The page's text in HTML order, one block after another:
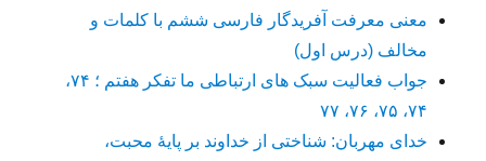
معنی معرفت آفریدگار فارسی ششم با کلمات و
مخالف (درس اول)
جواب فعالیت سبک های ارتباطی ما تفکر هفتم ؛ ۷۴،
۷۴، ۷۵، ۷۶، ۷۷
خدای مهربان: شناختی از خداوند بر پایهٔ محبت،